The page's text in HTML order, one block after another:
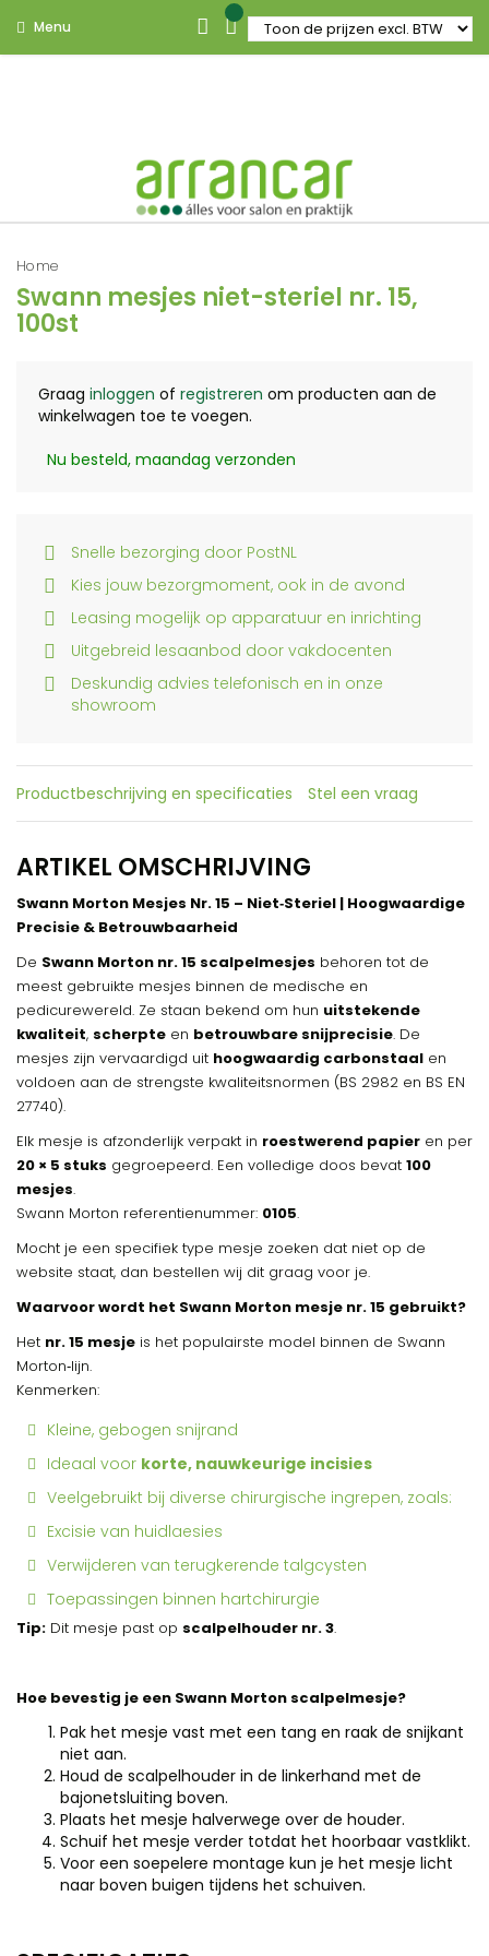
Menu
Home
Swann mesjes niet-steriel nr. 15,
100st
Graag inloggen of registreren om producten aan de
winkelwagen toe te voegen.
Nu besteld, maandag verzonden
Snelle bezorging door PostNL
Kies jouw bezorgmoment, ook in de avond
Leasing mogelijk op apparatuur en inrichting
Uitgebreid lesaanbod door vakdocenten
Deskundig advies telefonisch en in onze
showroom
Productbeschrijving en specificaties Stel een vraag
ARTIKEL OMSCHRIJVING
Swann Morton Mesjes Nr. 15 – Niet‑Steriel | Hoogwaardige
Precisie & Betrouwbaarheid
De Swann Morton nr. 15 scalpelmesjes behoren tot de
meest gebruikte mesjes binnen de medische en
pedicurewereld. Ze staan bekend om hun uitstekende
kwaliteit, scherpte en betrouwbare snijprecisie. De
mesjes zijn vervaardigd uit hoogwaardig carbonstaal en
voldoen aan de strengste kwaliteitsnormen (BS 2982 en BS EN
27740).
Elk mesje is afzonderlijk verpakt in roestwerend papier en per
20 × 5 stuks gegroepeerd. Een volledige doos bevat 100
mesjes.
Swann Morton referentienummer: 0105.
Mocht je een specifiek type mesje zoeken dat niet op de
website staat, dan bestellen wij dit graag voor je.
Waarvoor wordt het Swann Morton mesje nr. 15 gebruikt?
Het nr. 15 mesje is het populairste model binnen de Swann
Morton‑lijn.
Kenmerken:
Kleine, gebogen snijrand
Ideaal voor korte, nauwkeurige incisies
Veelgebruikt bij diverse chirurgische ingrepen, zoals:
Excisie van huidlaesies
Verwijderen van terugkerende talgcysten
Toepassingen binnen hartchirurgie
Tip: Dit mesje past op scalpelhouder nr. 3.
Hoe bevestig je een Swann Morton scalpelmesje?
Pak het mesje vast met een tang en raak de snijkant
niet aan.
Houd de scalpelhouder in de linkerhand met de
bajonetsluiting boven.
Plaats het mesje halverwege over de houder.
Schuif het mesje verder totdat het hoorbaar vastklikt.
Voor een soepelere montage kun je het mesje licht
naar boven buigen tijdens het schuiven.